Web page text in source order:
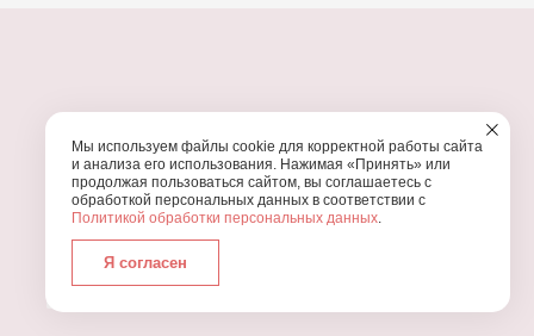
УЗНАЙТЕ, ПОЧЕМУ ПРОВЕДЕНИЕВАШЕГО
ПРАЗДНИКА СТОИТ ДОВЕРИТЬ НАМ
Работаем с 2016 года
Мы используем файлы cookie для корректной работы сайта
и анализа его использования. Нажимая «Принять» или
продолжая пользоваться сайтом, вы соглашаетесь с
обработкой персональных данных в соответствии с
Политикой обработки персональных данных.
Я согласен